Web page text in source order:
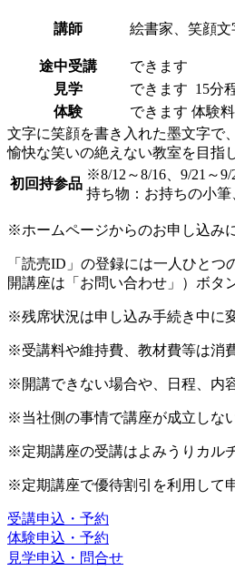
講師 絵書家、笑顔文
途中受講
できます
見学
できます 15分
体験
できます 体験料
文字に笑顔を書き入れた墨文字で
愉快な笑いの絶えない教室を目指
初回持参品
※8/12～8/16、9/21～9/
持ち物：お持ちの小筆
※ホームページからのお申し込み
「読売ID」の登録には一人ひと
開講座は「お問い合わせ」）ボタ
※残席状況は申し込み手続き中に
※受講料や維持費、教材費等は消
※開講できない場合や、日程、内
※当社側の事情で講座が成立しな
※定期講座の受講はよみうりカル
※定期講座で優待割引を利用して
受講申込・予約
体験申込・予約
見学申込・問合せ